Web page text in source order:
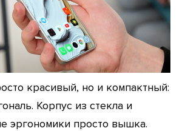
красивый, но и компактный:
Корпус из стекла и
эргономики просто вышка.